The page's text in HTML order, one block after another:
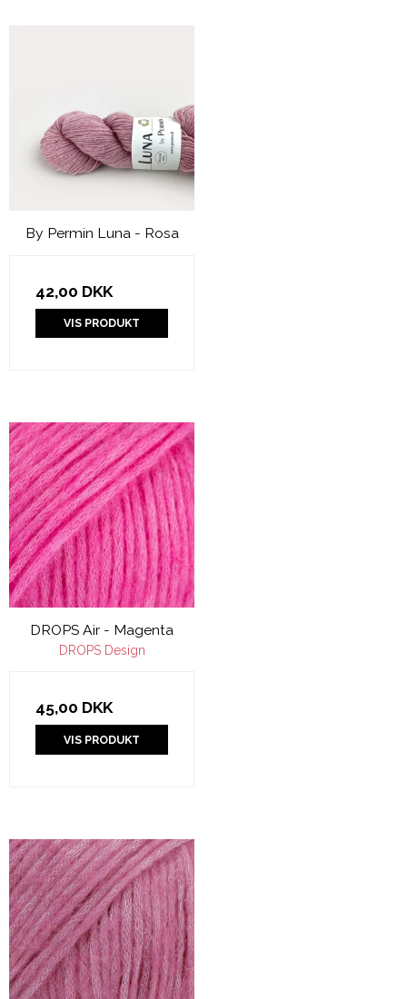
By Permin Luna - Rosa
42,00 DKK
VIS PRODUKT
DROPS Air - Magenta
DROPS Design
45,00 DKK
VIS PRODUKT